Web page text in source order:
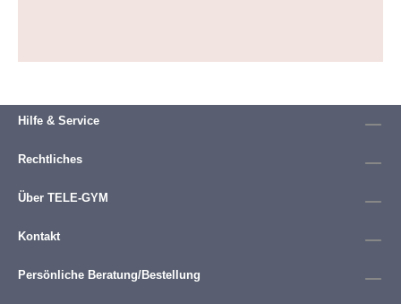
Hilfe & Service
Rechtliches
Über TELE-GYM
Kontakt
Persönliche Beratung/Bestellung